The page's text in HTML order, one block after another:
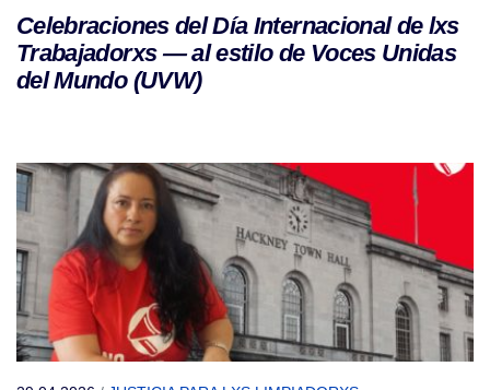
Celebraciones del Día Internacional de lxs
Trabajadorxs — al estilo de Voces Unidas
del Mundo (UVW)